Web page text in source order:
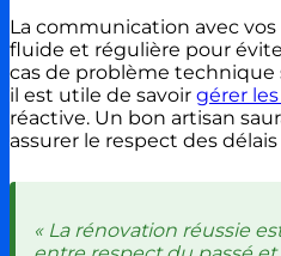
La communication avec
fluide et régulière pour
cas de problème
il est utile de savoir gérer
réactive. Un bon artisan
assurer le respect des
« La rénovation réussie